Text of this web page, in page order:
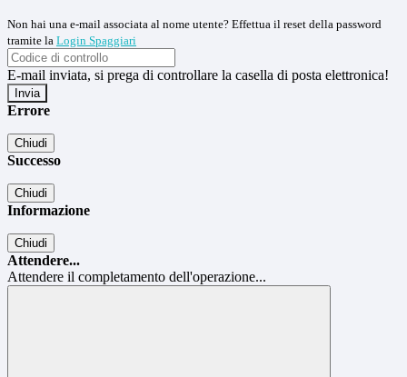
Non hai una e-mail associata al nome utente? Effettua il reset della password
tramite la Login Spaggiari
E-mail inviata, si prega di controllare la casella di posta elettronica!
Errore
Chiudi
Successo
Chiudi
Informazione
Chiudi
Attendere...
Attendere il completamento dell'operazione...